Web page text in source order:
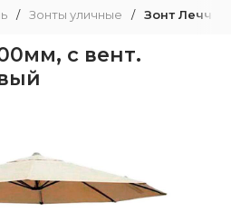
/ Зонты уличные / Зонт Лечче,
с вент.